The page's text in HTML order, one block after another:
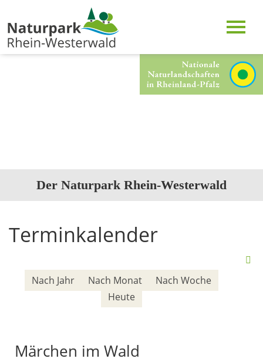
Der Naturpark Rhein-Westerwald
Terminkalender
Nach Jahr Nach Monat
Nach Woche
Heute
Märchen im Wald